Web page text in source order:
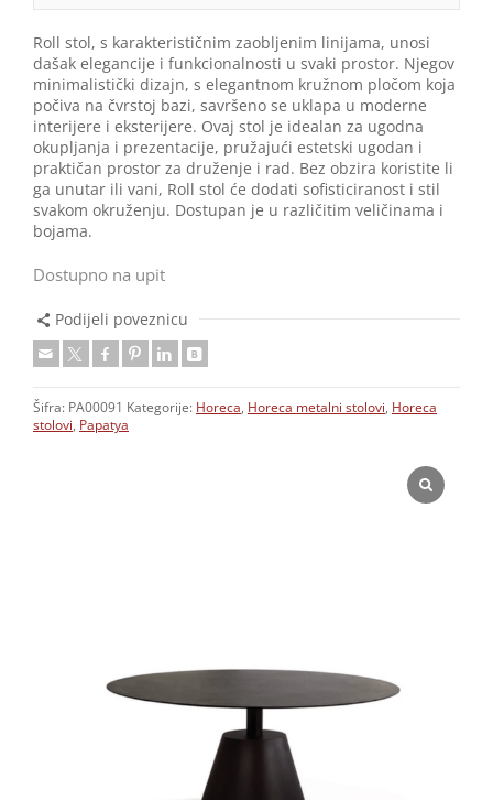
Roll stol, s karakterističnim zaobljenim linijama, unosi
dašak elegancije i funkcionalnosti u svaki prostor. Njegov
minimalistički dizajn, s elegantnom kružnom pločom koja
počiva na čvrstoj bazi, savršeno se uklapa u moderne
interijere i eksterijere. Ovaj stol je idealan za ugodna
okupljanja i prezentacije, pružajući estetski ugodan i
praktičan prostor za druženje i rad. Bez obzira koristite li
ga unutar ili vani, Roll stol će dodati sofisticiranost i stil
svakom okruženju. Dostupan je u različitim veličinama i
bojama.
Dostupno na upit
Podijeli poveznicu
Šifra: PA00091 Kategorije: Horeca Horeca metalni stolovi Horeca
stolovi Papatya